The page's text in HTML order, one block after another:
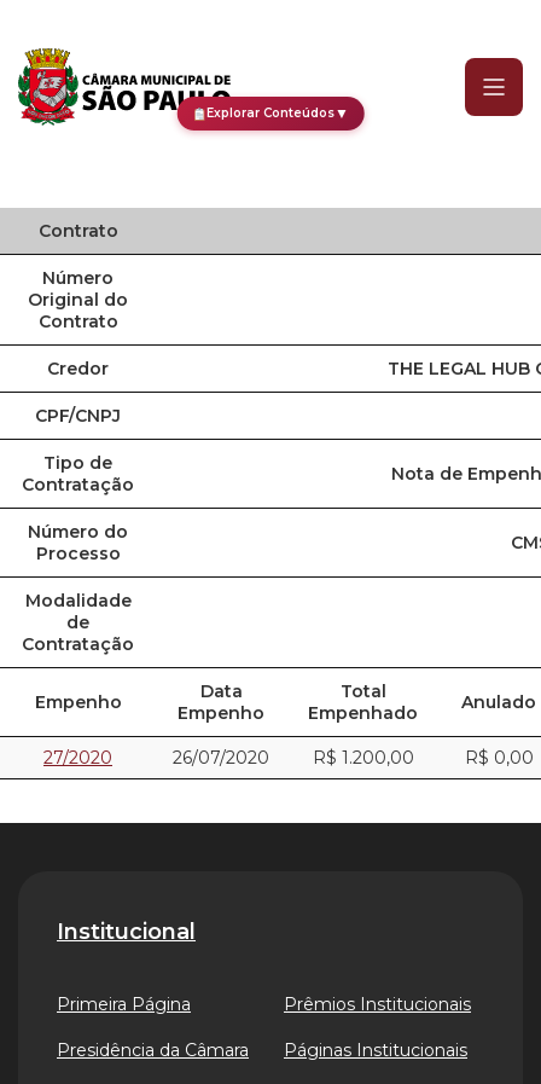
Explorar Conteúdos▼
Contrato
Número
Original do
Contrato
Credor THE LEGAL HUB
CPF/CNPJ
Tipo de
Contratação
Nota de
Número do
Processo
Modalidade
de
Contratação
Empenho
Data
Empenho
Total
Empenhado
Anulado
27/2020 26/07/2020 R$ 1.200,00 R$ 0,00
Institucional
Primeira Página
Presidência da Câmara
Prêmios Institucionais
Páginas Institucionais